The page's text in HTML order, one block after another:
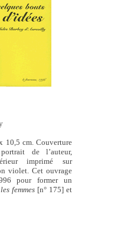
10,5 cm. Couverture
de l’auteur,
imprimé sur
violet. Cet ouvrage
pour former un
femmes[n° 175] et